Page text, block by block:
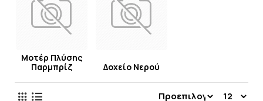
Μοτέρ Πλύσης
Παρμπρίζ
Δοχείο Νερού